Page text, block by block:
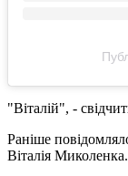
"Віталій", -
Раніше
Віталія Миколенка.